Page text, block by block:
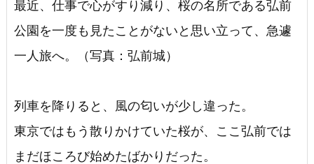
最近、仕事で心がすり減り、桜の名所である弘前
公園を一度も見たことがないと思い立って、急遽
一人旅へ。（写真：弘前城）
列車を降りると、風の匂いが少し違った。
東京ではもう散りかけていた桜が、ここ弘前では
まだほころび始めたばかりだった。